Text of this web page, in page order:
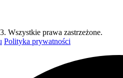
Wszystkie prawa zastrzeżone.
Polityka prywatności